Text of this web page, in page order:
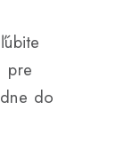
pre
do